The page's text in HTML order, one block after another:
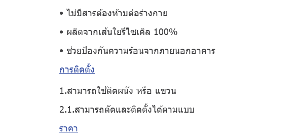
• ไม่มีสารต้องห้ามต่อร่างกาย
• ผลิตจากเส้นใยรีไซเคิล 100%
• ช่วยป้องกันความร้อนจากภายนอกอาคาร
การติดตั้ง
1.สามารถใช้ติดผนัง หรือ แขวน
2.1.สามารถตัดและติดตั้งได้ตามแบบ
ราคา